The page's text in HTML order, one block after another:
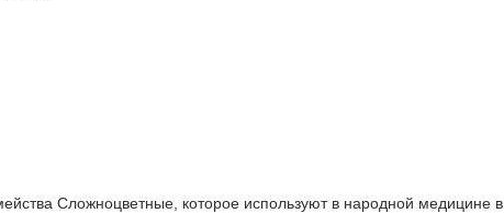
Сложноцветные, которое используют в народной медицине в